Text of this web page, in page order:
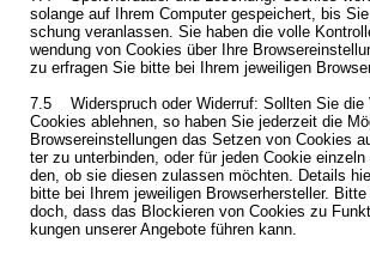
so­lan­ge auf Ihrem Com­pu­ter ge­spei­chert, bis
schung ver­an­las­sen. Sie haben die volle
wen­dung von Coo­kies über Ihre
zu er­fra­gen Sie bitte bei Ihrem je­wei­li­gen
7.5 Wi­der­spruch oder Wi­der­ruf: Soll­ten Sie die
Coo­kies ab­leh­nen, so haben Sie je­der­zeit die
Brow­ser­ein­stel­lun­gen das Set­zen von Coo­kies
ter zu un­ter­bin­den, oder für jeden Coo­kie
den, ob sie die­sen zu­las­sen möch­ten. De­tails
bitte bei Ihrem je­wei­li­gen Brow­s­er­her­stel­ler.
doch, dass das Blo­ckie­ren von Coo­kies zu
kun­gen un­se­rer An­ge­bo­te füh­ren kann.